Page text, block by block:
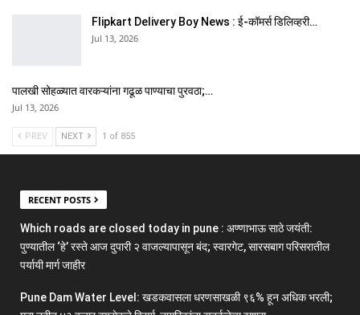
Flipkart Delivery Boy News : ई-कॉमर्स डिलिव्हरी…
Jul 13, 2026
पालखी सोहळ्यात वारकऱ्यांना गढूळ पाण्याचा पुरवठा;…
Jul 13, 2026
PREV NEXT 1 of 855
RECENT POSTS
Which roads are closed today in pune : अण्णाभाऊ साठे जयंती:
पुण्यातील ‘हे’ रस्ते आज दुपारी २ वाजल्यापासून बंद; स्वारगेट, सारसबाग परिसरातील
पर्यायी मार्ग जाहीर
Pune Dam Water Level: खडकवासला धरणसाखळी ९६% हून अधिक भरली;